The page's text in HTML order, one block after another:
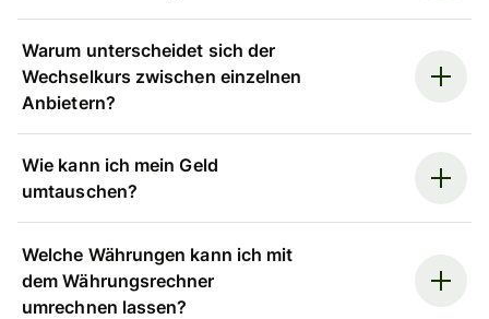
Warum unterscheidet sich der
Wechselkurs zwischen einzelnen
Anbietern?
Wie kann ich mein Geld
umtauschen?
Welche Währungen kann ich mit
dem Währungsrechner
umrechnen lassen?